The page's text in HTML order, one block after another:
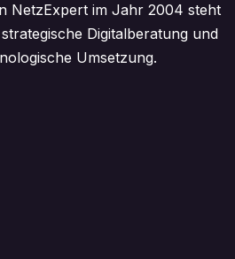
NetzExpert im Jahr 2004 steht
Digitalberatung und
Umsetzung.